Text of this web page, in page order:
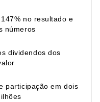
no resultado e
números
dividendos dos
participação em dois